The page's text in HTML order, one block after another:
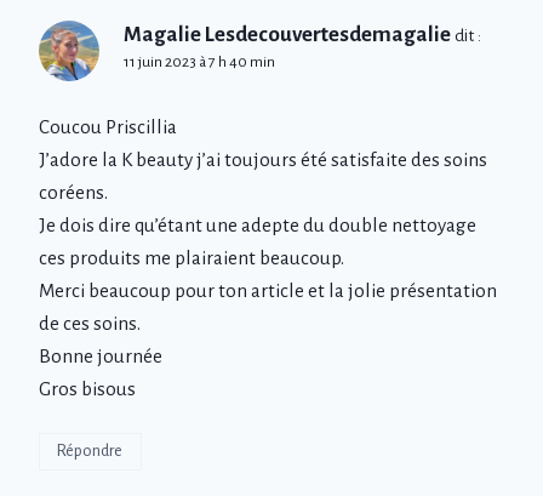
Magalie Lesdecouvertesdemagalie dit :
11 juin 2023 à 7 h 40 min
Coucou Priscillia
J’adore la K beauty j’ai toujours été satisfaite des soins
coréens.
Je dois dire qu’étant une adepte du double nettoyage
ces produits me plairaient beaucoup.
Merci beaucoup pour ton article et la jolie présentation
de ces soins.
Bonne journée
Gros bisous
Répondre